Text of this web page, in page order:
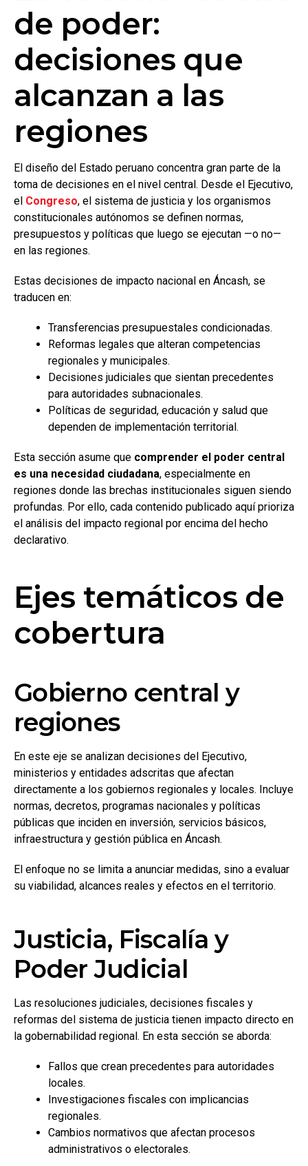
de poder:
decisiones que
alcanzan a las
regiones
El diseño del Estado peruano concentra gran parte de la
toma de decisiones en el nivel central. Desde el Ejecutivo,
el Congreso, el sistema de justicia y los organismos
constitucionales autónomos se definen normas,
presupuestos y políticas que luego se ejecutan —o no—
en las regiones.
Estas decisiones de impacto nacional en Áncash, se
traducen en:
Transferencias presupuestales condicionadas.
Reformas legales que alteran competencias
regionales y municipales.
Decisiones judiciales que sientan precedentes
para autoridades subnacionales.
Políticas de seguridad, educación y salud que
dependen de implementación territorial.
Esta sección asume que comprender el poder central
es una necesidad ciudadana, especialmente en
regiones donde las brechas institucionales siguen siendo
profundas. Por ello, cada contenido publicado aquí prioriza
el análisis del impacto regional por encima del hecho
declarativo.
Ejes temáticos de
cobertura
Gobierno central y
regiones
En este eje se analizan decisiones del Ejecutivo,
ministerios y entidades adscritas que afectan
directamente a los gobiernos regionales y locales. Incluye
normas, decretos, programas nacionales y políticas
públicas que inciden en inversión, servicios básicos,
infraestructura y gestión pública en Áncash.
El enfoque no se limita a anunciar medidas, sino a evaluar
su viabilidad, alcances reales y efectos en el territorio.
Justicia, Fiscalía y
Poder Judicial
Las resoluciones judiciales, decisiones fiscales y
reformas del sistema de justicia tienen impacto directo en
la gobernabilidad regional. En esta sección se aborda:
Fallos que crean precedentes para autoridades
locales.
Investigaciones fiscales con implicancias
regionales.
Cambios normativos que afectan procesos
administrativos o electorales.